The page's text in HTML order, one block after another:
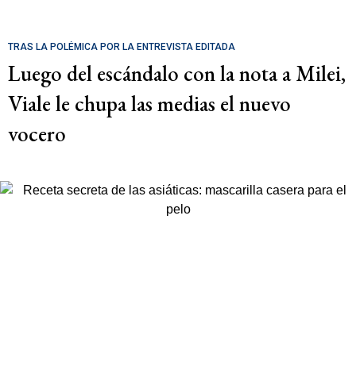
TRAS LA POLÉMICA POR LA ENTREVISTA EDITADA
Luego del escándalo con la nota a Milei,
Viale le chupa las medias el nuevo
vocero